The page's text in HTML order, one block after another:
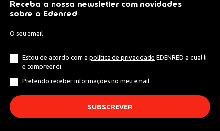
Receba a nossa newsletter com novidades
sobre a Edenred
Estou de acordo com a política de privacidade EDENRED a qual li
e compreendi.
Pretendo receber informações no meu email.